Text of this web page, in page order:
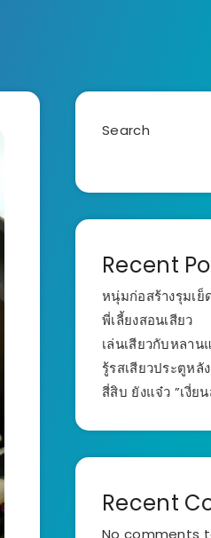
Search
Recent
หนุ่มก่อสร้างรุมเย็
พี่เลี้ยงสอนเสียว
เล่นเสียวกับหลา
รู้รสเสียวประตูหลัง
สี่สิบ ยังแจ๋ว ”เงี่ย
Recent